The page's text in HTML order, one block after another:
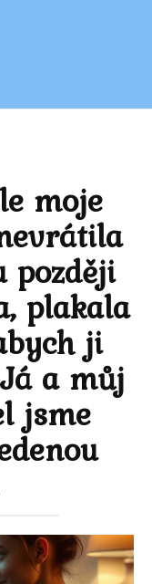
moje
později
plakala
ji
a můj
jsme